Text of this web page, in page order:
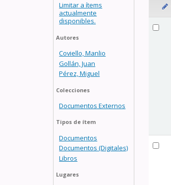
Limitar a ítems
actualmente
disponibles.
Autores
Coviello, Manlio
Gollán, Juan
Pérez, Miguel
Colecciones
Documentos Externos
Tipos de ítem
Documentos
Documentos (Digitales)
Libros
Lugares